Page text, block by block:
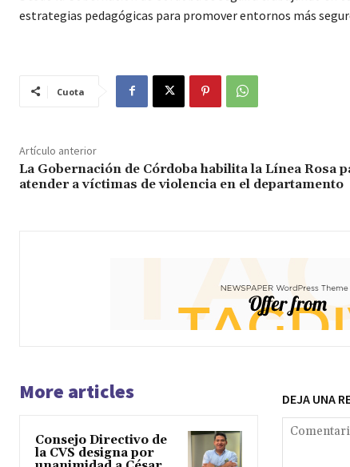
estrategias pedagógicas para promover entornos más
Cuota
Artículo anterior
La Gobernación de Córdoba habilita la Línea Rosa
atender a víctimas de violencia en el departamento
More articles
Consejo Directivo de
la CVS designa por
DEJA UNA